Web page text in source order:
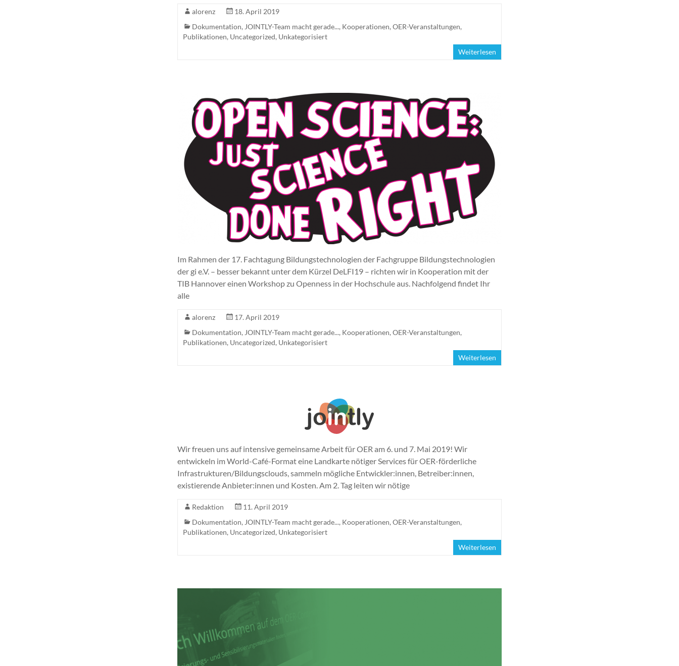
alorenz
18. April 2019
Dokumentation, JOINTLY-Team macht gerade..., Kooperationen,OER-Veranstaltungen,
Publikationen, Uncategorized, Unkategorisiert
Weiterlesen
Im Rahmen der 17. Fachtagung Bildungstechnologien der Fachgruppe Bildungstechnologien
der gi e.V. – besser bekannt unter dem Kürzel DeLFI19 – richten wir in Kooperation mit der
TIB Hannover einen Workshop zu Openness in der Hochschule aus. Nachfolgend findet Ihr
alle
alorenz
17. April 2019
Dokumentation, JOINTLY-Team macht gerade..., Kooperationen,OER-Veranstaltungen,
Publikationen, Uncategorized, Unkategorisiert
Weiterlesen
Wir freuen uns auf intensive gemeinsame Arbeit für OER am 6. und 7. Mai 2019! Wir
entwickeln im World-Café-Format eine Landkarte nötiger Services für OER-förderliche
Infrastrukturen/Bildungsclouds, sammeln mögliche Entwickler:innen, Betreiber:innen,
existierende Anbieter:innen und Kosten. Am 2. Tag leiten wir nötige
Redaktion
11. April 2019
Dokumentation, JOINTLY-Team macht gerade..., Kooperationen,OER-Veranstaltungen,
Publikationen, Uncategorized, Unkategorisiert
Weiterlesen